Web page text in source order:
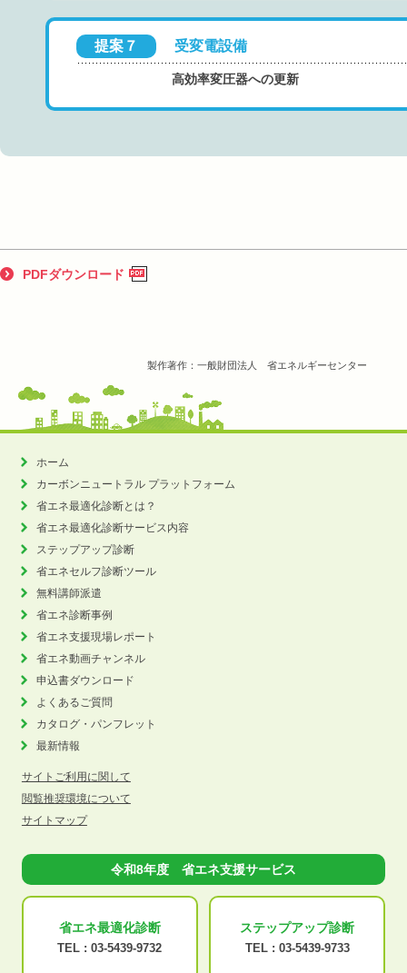
提案７ 受変電設備
高効率変圧器への更新
PDFダウンロード
製作著作：一般財団法人 省エネルギーセンター
ホーム
カーボンニュートラル プラットフォーム
省エネ最適化診断とは？
省エネ最適化診断サービス内容
ステップアップ診断
省エネセルフ診断ツール
無料講師派遣
省エネ診断事例
省エネ支援現場レポート
省エネ動画チャンネル
申込書ダウンロード
よくあるご質問
カタログ・パンフレット
最新情報
サイトご利用に関して
閲覧推奨環境について
サイトマップ
令和8年度 省エネ支援サービス
省エネ最適化診断
TEL : 03-5439-9732
ステップアップ診断
TEL : 03-5439-9733